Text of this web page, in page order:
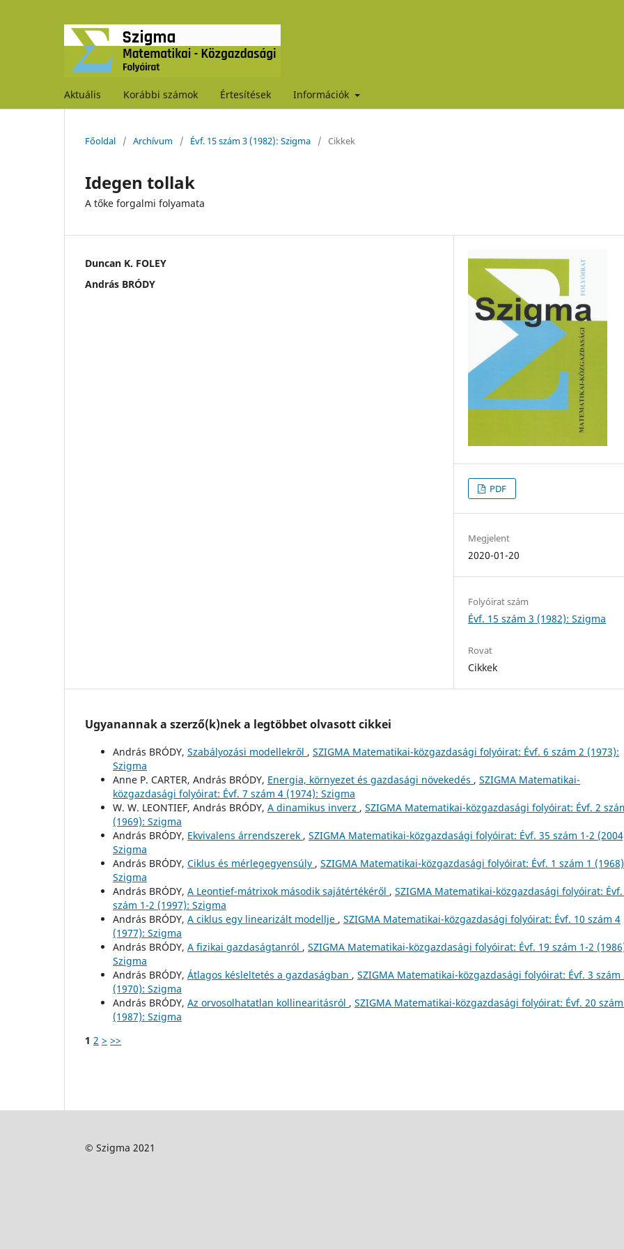
Aktuális Korábbi számok Értesítések Információk
Főoldal / Archívum / Évf. 15 szám 3 (1982): Szigma / Cikkek
Idegen tollak
A tőke forgalmi folyamata
Duncan K. FOLEY
András BRÓDY
PDF
Megjelent
2020-01-20
Folyóirat szám
Évf. 15 szám 3 (1982): Szigma
Rovat
Cikkek
Ugyanannak a szerző(k)nek a legtöbbet olvasott cikkei
András BRÓDY, Szabályozási modellekről , SZIGMA Matematikai-közgazdasági folyóirat: Évf. 6 szám 2 (1973):
Szigma
Anne P. CARTER, András BRÓDY, Energia, környezet és gazdasági növekedés , SZIGMA Matematikai-
közgazdasági folyóirat: Évf. 7 szám 4 (1974): Szigma
W. W. LEONTIEF, András BRÓDY, A dinamikus inverz , SZIGMA Matematikai-közgazdasági folyóirat: Évf. 2
(1969): Szigma
András BRÓDY, Ekvivalens árrendszerek , SZIGMA Matematikai-közgazdasági folyóirat: Évf. 35 szám 1-2
Szigma
András BRÓDY, Ciklus és mérlegegyensúly , SZIGMA Matematikai-közgazdasági folyóirat: Évf. 1 szám 1
Szigma
András BRÓDY, A Leontief-mátrixok második sajátértékéről , SZIGMA Matematikai-közgazdasági folyóirat: Évf.
szám 1-2 (1997): Szigma
András BRÓDY, A ciklus egy linearizált modellje , SZIGMA Matematikai-közgazdasági folyóirat: Évf. 10 szám 4
(1977): Szigma
András BRÓDY, A fizikai gazdaságtanról , SZIGMA Matematikai-közgazdasági folyóirat: Évf. 19 szám 1-2
Szigma
András BRÓDY, Átlagos késleltetés a gazdaságban , SZIGMA Matematikai-közgazdasági folyóirat: Évf. 3 szám
(1970): Szigma
András BRÓDY, Az orvosolhatatlan kollinearitásról , SZIGMA Matematikai-közgazdasági folyóirat: Évf. 20
(1987): Szigma
1 2 > >>
© Szigma 2021